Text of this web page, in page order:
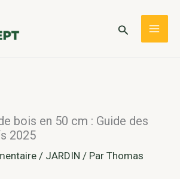
Rechercher
bois en 50 cm : Guide des
2025
/ JARDIN / ParThomas